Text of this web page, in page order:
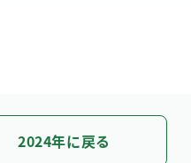
2024年に戻る